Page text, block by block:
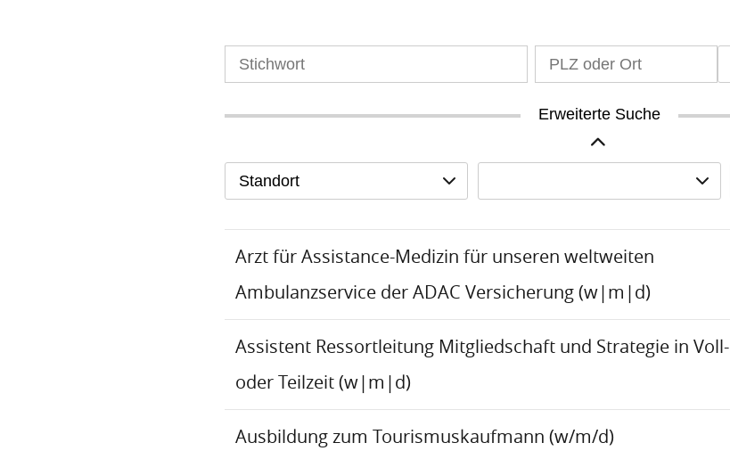
Erweiterte Suche
Standort
Arzt für Assistance-Medizin für unseren weltweiten
Ambulanzservice der ADAC Versicherung (w|m|d)
Assistent Ressortleitung Mitgliedschaft und Strategie in Voll-
oder Teilzeit (w|m|d)
Ausbildung zum Tourismuskaufmann (w/m/d)